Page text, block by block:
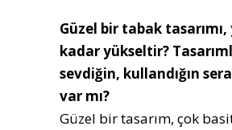
Güzel bir tabak
kadar yükseltir?
sevdiğin, kullandığın
var mı?
Güzel bir tasarım, çok